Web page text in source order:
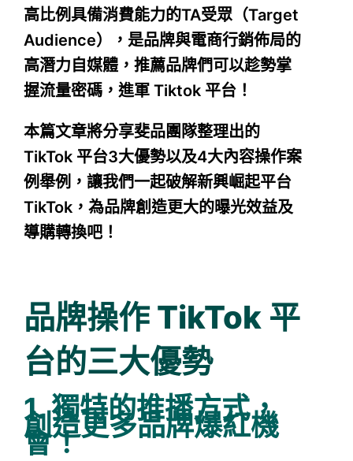
高比例具備消費能力的TA受眾（Target
Audience），是品牌與電商行銷佈局的
高潛力自媒體，推薦品牌們可以趁勢掌
握流量密碼，進軍 Tiktok 平台！
本篇文章將分享斐品團隊整理出的
TikTok 平台3大優勢以及4大內容操作案
例舉例，讓我們一起破解新興崛起平台
TikTok，為品牌創造更大的曝光效益及
導購轉換吧！
品牌操作 TikTok 平
台的三大優勢
1. 獨特的推播方式，
創造更多品牌爆紅機
會！